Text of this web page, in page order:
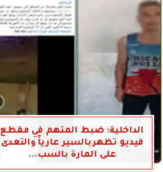
الداخلية: ضبط المتهم في مقطع
فيديو تظهربالسير عارياً والتعدى
على المارة بالسب...